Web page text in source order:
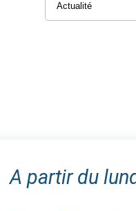
A partir du